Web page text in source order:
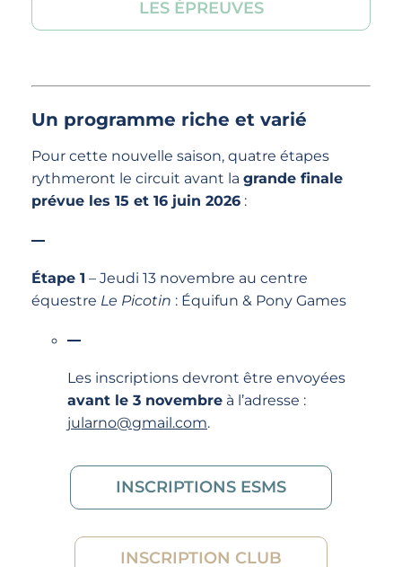
LES ÉPREUVES
Un programme riche et varié
Pour cette nouvelle saison, quatre étapes
rythmeront le circuit avant la grande finale
prévue les 15 et 16 juin 2026 :
Étape 1 – Jeudi 13 novembre au centre
équestre Le Picotin : Équifun & Pony Games
Les inscriptions devront être envoyées
avant le 3 novembre à l’adresse :
jularno@gmail.com.
INSCRIPTIONS ESMS
INSCRIPTION CLUB